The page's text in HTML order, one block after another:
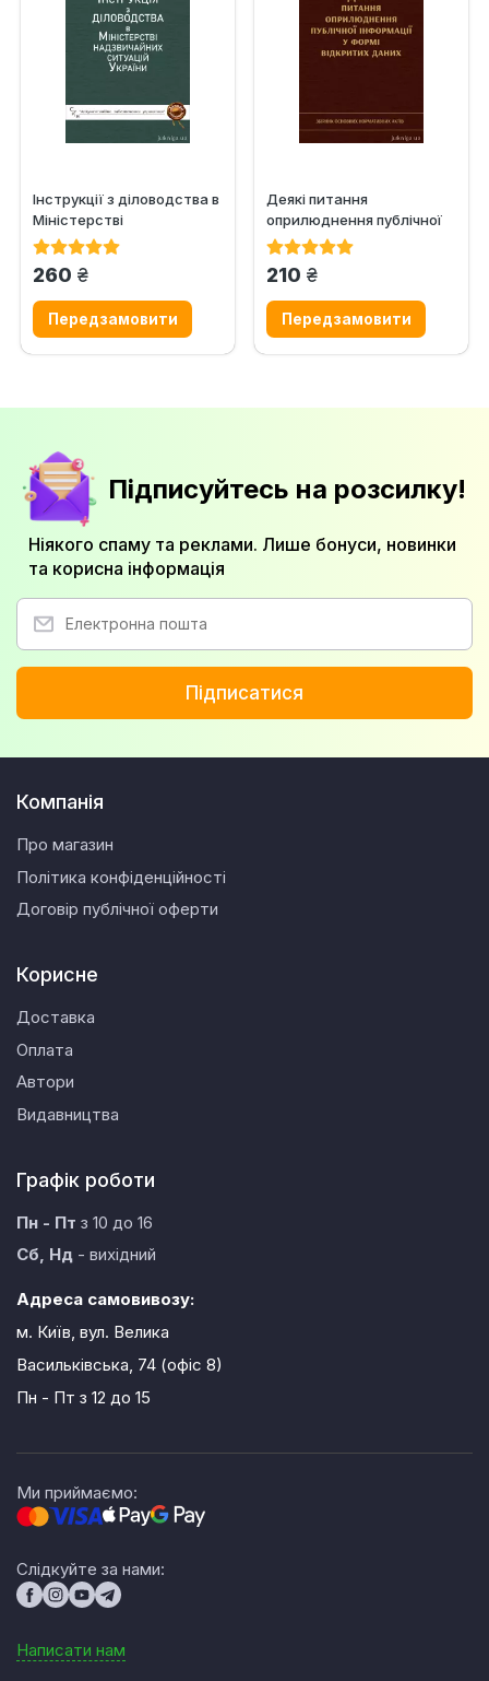
Інструкції з діловодства в
Міністерстві
надзвичайних ситуацій
260 грн.
Деякі питання
оприлюднення публічної
інформації у формі
210 грн.
Підписуйтесь на розсилку!
Ніякого спаму та реклами. Лише бонуси, новинки
та корисна інформація
Підписатися
Компанія
Про магазин
Політика конфіденційності
Договір публічної оферти
Корисне
Доставка
Оплата
Автори
Видавництва
Графік роботи
Пн - Пт з 10 до 16
Сб, Нд - вихідний
Адреса самовивозу:
м. Київ, вул. Велика
Васильківська, 74 (офіс 8)
Пн - Пт з 12 до 15
Ми приймаємо:
Слідкуйте за нами:
Написати нам